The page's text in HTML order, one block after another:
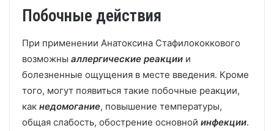
Побочные действия
При применении Анатоксина Стафилококкового
возможны аллергические реакции и
болезненные ощущения в месте введения. Кроме
того, могут появиться такие побочные реакции,
как недомогание, повышение температуры,
общая слабость, обострение основной инфекции.